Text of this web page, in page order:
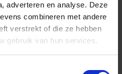
adverteren en analyse. Deze
combineren met andere
verstrekt of die ze hebben
gebruik van hun services.